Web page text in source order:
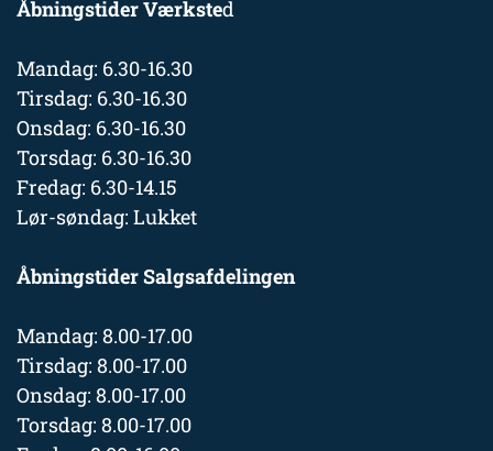
Åbningstider Værksted
Mandag: 6.30-16.30
Tirsdag: 6.30-16.30
Onsdag: 6.30-16.30
Torsdag: 6.30-16.30
Fredag: 6.30-14.15
Lør-søndag: Lukket
Åbningstider Salgsafdelingen
Mandag: 8.00-17.00
Tirsdag: 8.00-17.00
Onsdag: 8.00-17.00
Torsdag: 8.00-17.00